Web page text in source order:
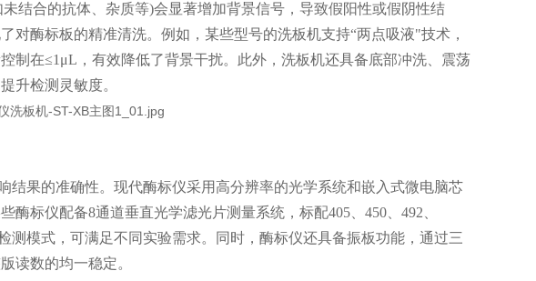
合的抗体、杂质等)会显著增加背景信号，导致假阳性或假阴性结
对酶标板的精准清洗。例如，某些型号的洗板机支持“两点吸液"技术，
制在≤1μL，有效降低了背景干扰。此外，洗板机还具备底部冲洗、震荡
升检测灵敏度。
果的准确性。现代酶标仪采用高分辨率的光学系统和嵌入式微电脑芯
标仪配备8通道垂直光学滤光片测量系统，标配405、450、492、
测模式，可满足不同实验需求。同时，酶标仪还具备振板功能，通过三
读数的均一稳定。